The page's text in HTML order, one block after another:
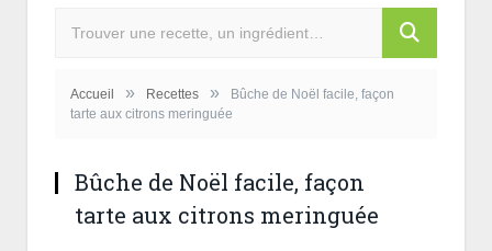
Accueil » Recettes »
Bûche de Noël facile, façon
tarte aux citrons meringuée
Bûche de Noël facile, façon
tarte aux citrons meringuée